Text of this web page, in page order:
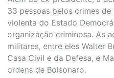
33 pessoas pelos crimes
violenta do Estado
organização criminosa. As
militares, entre eles Walter
Casa Civil e da Defesa, e
ordens de Bolsonaro.